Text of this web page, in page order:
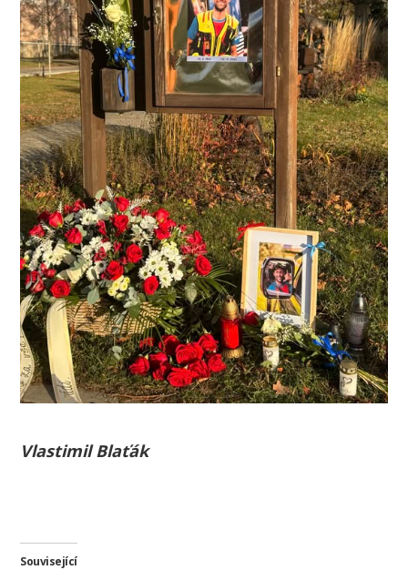
Vlastimil Blaťák
Související